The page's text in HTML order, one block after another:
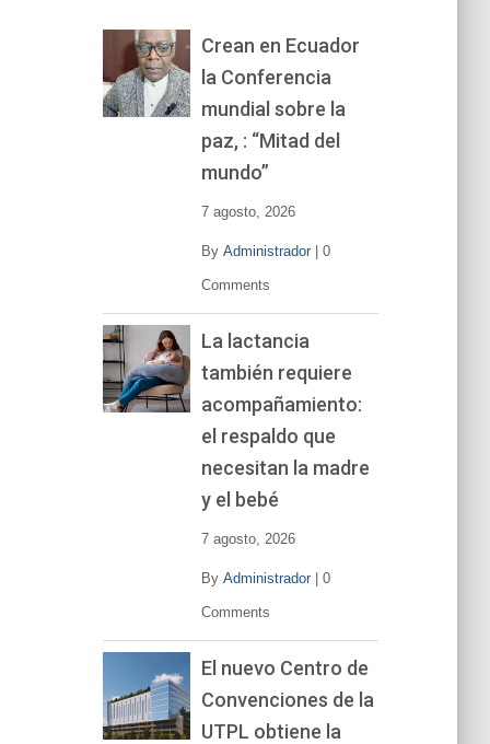
Crean en Ecuador
la Conferencia
mundial sobre la
paz, : “Mitad del
mundo”
7 agosto, 2026
By Administrador| 0
Comments
La lactancia
también requiere
acompañamiento:
el respaldo que
necesitan la madre
y el bebé
7 agosto, 2026
By Administrador| 0
Comments
El nuevo Centro de
Convenciones de la
UTPL obtiene la